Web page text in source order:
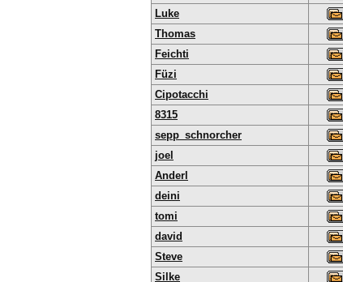
Luke
Thomas
Feichti
Füzi
Cipotacchi
8315
sepp_schnorcher
joel
Anderl
deini
tomi
david
Steve
Silke